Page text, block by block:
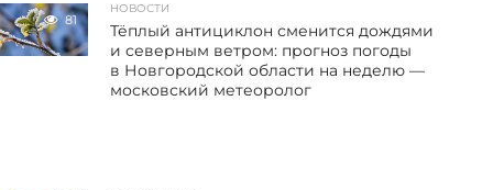
81
НОВОСТИ
Тёплый антициклон сменится дождями
и северным ветром: прогноз погоды
в Новгородской области на неделю —
московский метеоролог